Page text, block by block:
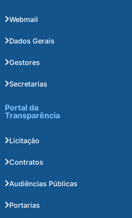
Webmail
Dados Gerais
Gestores
Secretarias
Portal da
Transparência
Licitação
Contratos
Audiências Públicas
Portarias